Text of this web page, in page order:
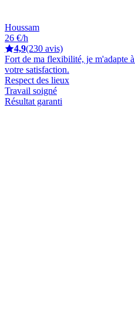
Houssam
26 €/h
4,9(230 avis)
Fort de ma flexibilité, je m'adapte
votre satisfaction.
Respect des lieux
Travail soigné
Résultat garanti